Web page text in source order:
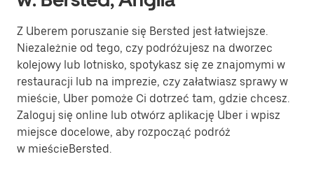
Z Uberem poruszanie się Bersted jest łatwiejsze.
Niezależnie od tego, czy podróżujesz na dworzec
kolejowy lub lotnisko, spotykasz się ze znajomymi w
restauracji lub na imprezie, czy załatwiasz sprawy w
mieście, Uber pomoże Ci dotrzeć tam, gdzie chcesz.
Zaloguj się online lub otwórz aplikację Uber i wpisz
miejsce docelowe, aby rozpocząć podróż
w mieścieBersted.